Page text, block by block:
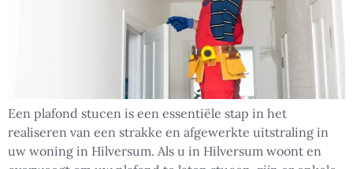
Een plafond stucen is een essentiële stap in het
realiseren van een strakke en afgewerkte uitstraling in
uw woning in Hilversum. Als u in Hilversum woont en